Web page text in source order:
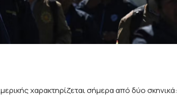
χαρακτηρίζεται σήμερα από δύο σκηνικά: